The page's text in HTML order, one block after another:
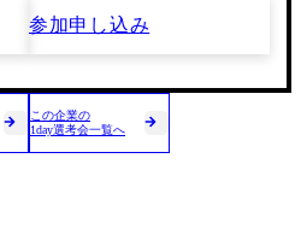
参加申し込み
この企業の
1day選考会一覧へ